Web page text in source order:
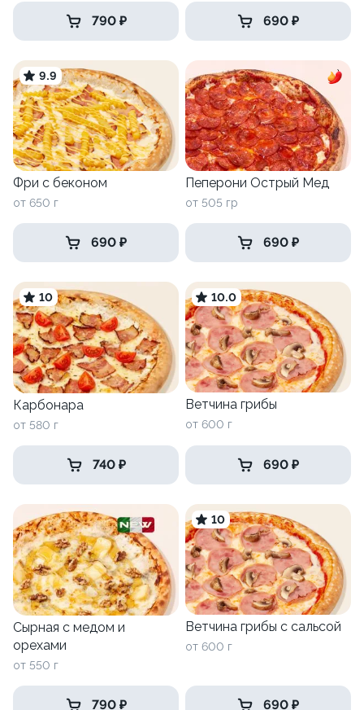
790 ₽ 690 ₽
9.9
Фри с беконом
от 650 г
690 ₽
Пеперони Острый Мед
от 505 гр
690 ₽
10
Карбонара
от 580 г
740 ₽
10.0
Ветчина грибы
от 600 г
690 ₽
Сырная с медом и
орехами
от 550 г
790 ₽
10
Ветчина грибы c сальсой
от 600 г
690 ₽